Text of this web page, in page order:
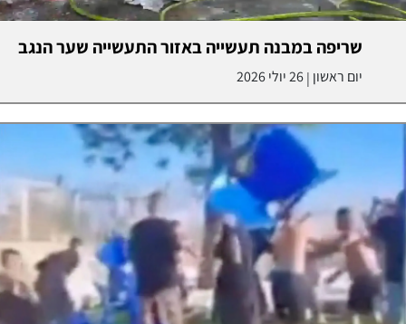
שריפה במבנה תעשייה באזור התעשייה שער הנגב
יום ראשון |26 יולי 2026